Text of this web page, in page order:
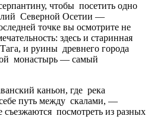
чтобы посетить одно
Северной Осетии —
точке вы осмотрите не
здесь и старинная
и руины древнего города
монастырь — самый
каньон, где река
путь между скалами, —
съезжаются посмотреть из разных